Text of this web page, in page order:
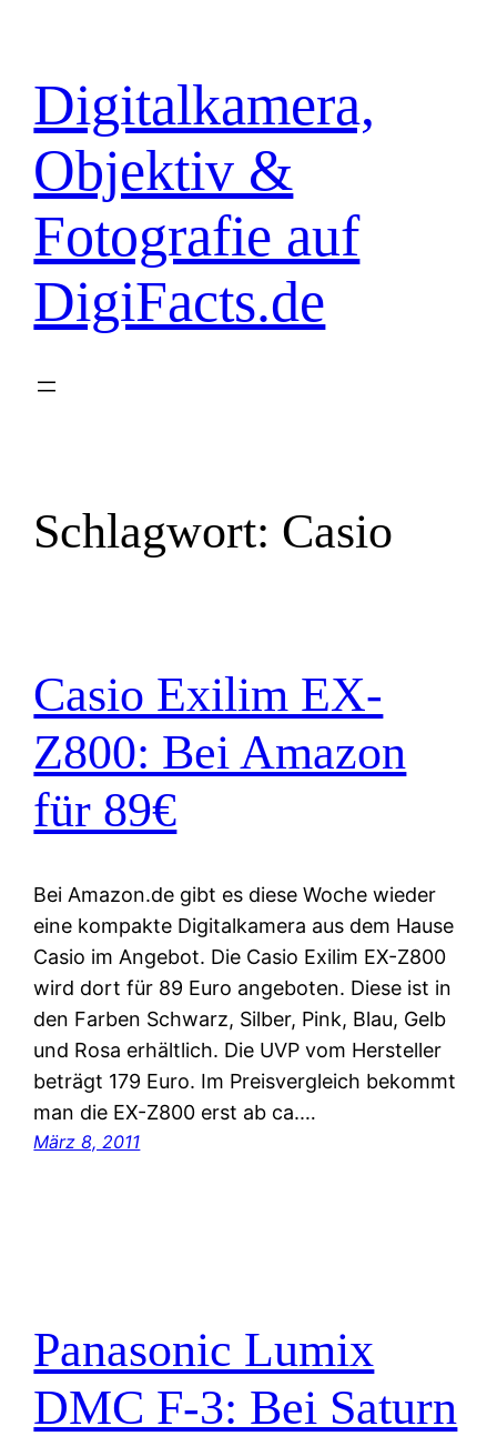
springen
Digitalkamera,
Objektiv &
Fotografie auf
DigiFacts.de
Schlagwort: Casio
Casio Exilim EX-
Z800: Bei Amazon
für 89€
Bei Amazon.de gibt es diese Woche wieder
eine kompakte Digitalkamera aus dem Hause
Casio im Angebot. Die Casio Exilim EX-Z800
wird dort für 89 Euro angeboten. Diese ist in
den Farben Schwarz, Silber, Pink, Blau, Gelb
und Rosa erhältlich. Die UVP vom Hersteller
beträgt 179 Euro. Im Preisvergleich bekommt
man die EX-Z800 erst ab ca.…
März 8, 2011
Panasonic Lumix
DMC F-3: Bei Saturn